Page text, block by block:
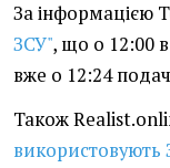
За інформацією
ЗСУ", що о 12:00
вже о 12:24
Також
використовують